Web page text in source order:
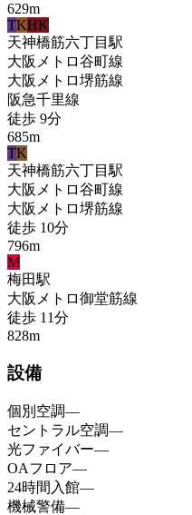
629m
TKHK
天神橋筋六丁目 駅
大阪メトロ谷町線
大阪メトロ堺筋線
阪急千里線
徒歩 9分
685m
TK
天神橋筋六丁目 駅
大阪メトロ谷町線
大阪メトロ堺筋線
徒歩 10分
796m
M
梅田駅
大阪メトロ御堂筋線
徒歩 11分
828m
設備
個別空調—
セントラル空調—
光ファイバー—
OAフロア—
24時間入館—
機械警備—